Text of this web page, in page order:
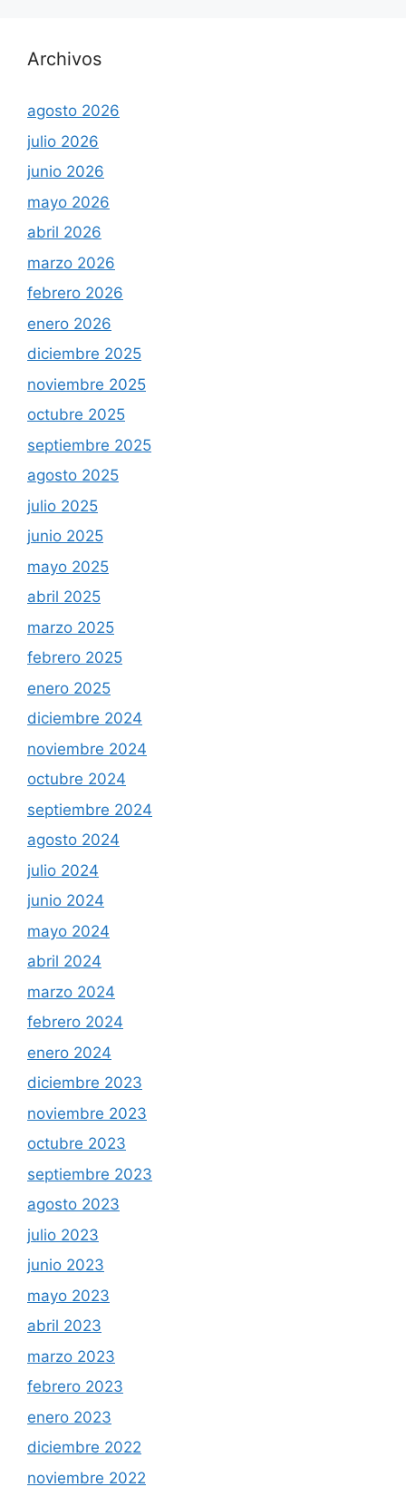
Archivos
agosto 2026
julio 2026
junio 2026
mayo 2026
abril 2026
marzo 2026
febrero 2026
enero 2026
diciembre 2025
noviembre 2025
octubre 2025
septiembre 2025
agosto 2025
julio 2025
junio 2025
mayo 2025
abril 2025
marzo 2025
febrero 2025
enero 2025
diciembre 2024
noviembre 2024
octubre 2024
septiembre 2024
agosto 2024
julio 2024
junio 2024
mayo 2024
abril 2024
marzo 2024
febrero 2024
enero 2024
diciembre 2023
noviembre 2023
octubre 2023
septiembre 2023
agosto 2023
julio 2023
junio 2023
mayo 2023
abril 2023
marzo 2023
febrero 2023
enero 2023
diciembre 2022
noviembre 2022